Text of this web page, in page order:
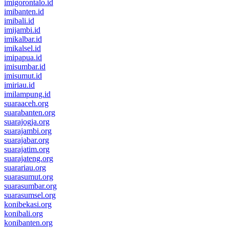
imigorontalo.id
imibanten.id
imibali.id
imijambi.id
imikalbar.id
imikalsel.id
imipapua.id
imisumbar.id
imisumut.id
imiriau.id
imilampung.id
suaraaceh.org
suarabanten.org
suarajogja.org
suarajambi.org
suarajabar.org
suarajatim.org
suarajateng.org
suarariau.org
suarasumut.org
suarasumbar.org
suarasumsel.org
konibekasi.org
konibali.org
konibanten.org